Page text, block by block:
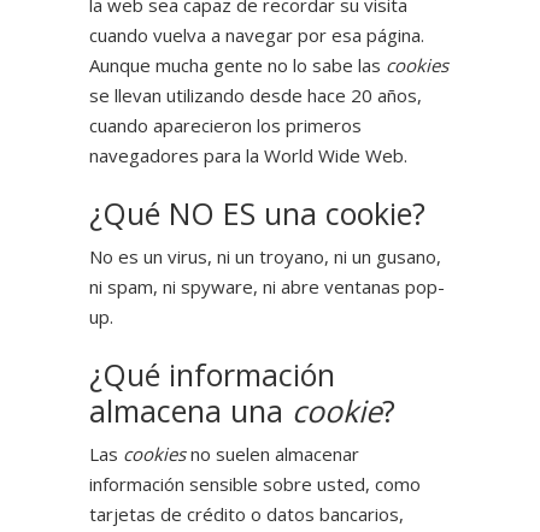
la web sea capaz de recordar su visita
cuando vuelva a navegar por esa página.
Aunque mucha gente no lo sabe las cookies
se llevan utilizando desde hace 20 años,
cuando aparecieron los primeros
navegadores para la World Wide Web.
¿Qué NO ES una cookie?
No es un virus, ni un troyano, ni un gusano,
ni spam, ni spyware, ni abre ventanas pop-
up.
¿Qué información
almacena una cookie?
Las cookiesno suelen almacenar
información sensible sobre usted, como
tarjetas de crédito o datos bancarios,